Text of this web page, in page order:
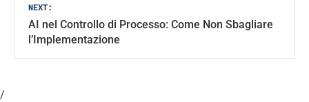
NEXT:
AI nel Controllo di Processo: Come Non Sbagliare
l’Implementazione
/